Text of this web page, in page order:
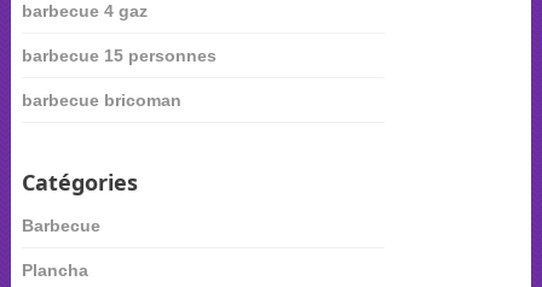
barbecue 4 gaz
barbecue 15 personnes
barbecue bricoman
Catégories
Barbecue
Plancha